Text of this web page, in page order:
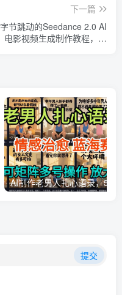
下一篇
字节跳动的Seedance 2.0 AI
电影视频生成制作教程，一
提交